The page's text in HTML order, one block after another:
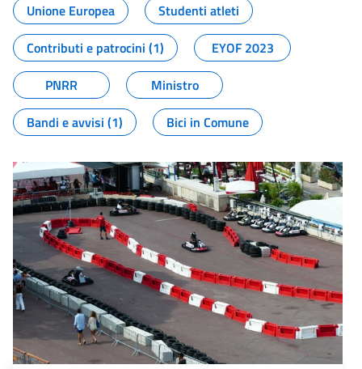
Unione Europea
Studenti atleti
Contributi e patrocini (1)
EYOF 2023
PNRR
Ministro
Bandi e avvisi (1)
Bici in Comune